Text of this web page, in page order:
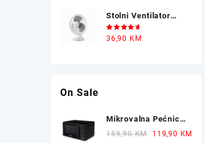
Stolni Ventilator
GREEN TECH 35W
Ocjenjeno
5.00 od 5
36,90 KM
On Sale
Mikrovalna Pećnica
TECHWOOD TMO-
159,90KM
Original
119,90 KM